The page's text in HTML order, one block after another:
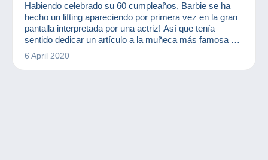
Habiendo celebrado su 60 cumpleaños, Barbie se ha
hecho un lifting apareciendo por primera vez en la gran
pantalla interpretada por una actriz! Así que tenía
sentido dedicar un artículo a la muñeca más famosa del
mundo.
6 April 2020